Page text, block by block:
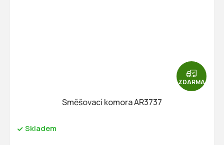
Z
D
A
ZDARMA
Směšovací komora AR3737
Skladem